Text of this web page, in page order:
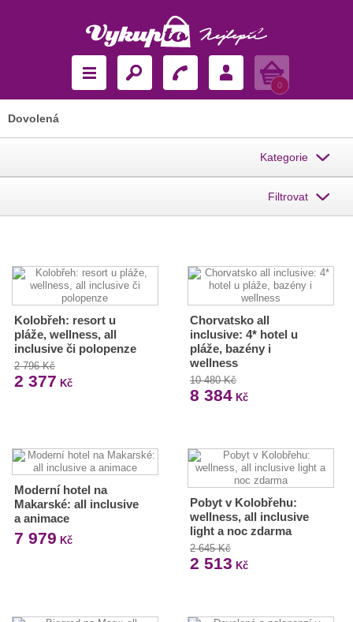
Košík
0
Dovolená
Kategorie
Filtrovat
Kolobřeh: resort u
pláže, wellness, all
inclusive či polopenze
2 796 Kč
2 377 Kč
Chorvatsko all
inclusive: 4* hotel u
pláže, bazény i
wellness
10 480 Kč
8 384Kč
Moderní hotel na
Makarské: all inclusive
a animace
7 979 Kč
Pobyt v Kolobřehu:
wellness, all inclusive
light a noc zdarma
2 645 Kč
2 513 Kč